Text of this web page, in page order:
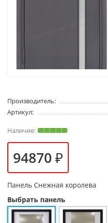
Производитель:
Артикул:
94870 ₽
Панель Снежная королева
Выбрать панель